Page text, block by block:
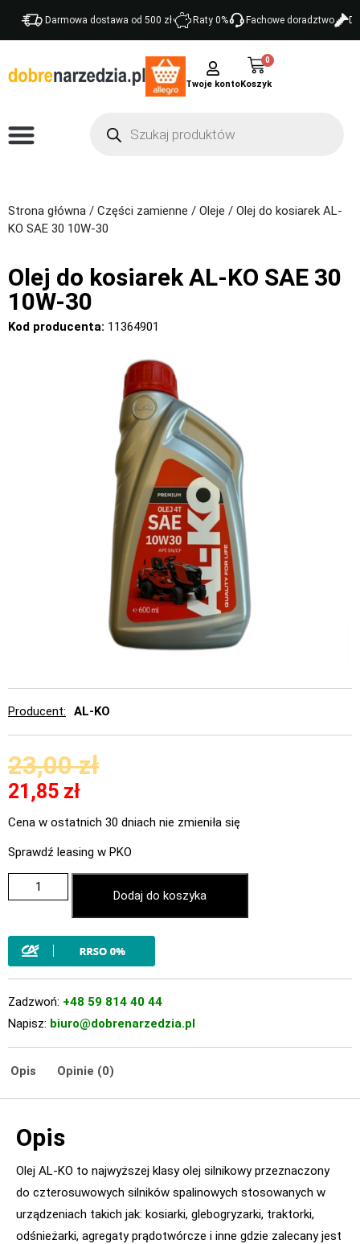
Darmowa dostawa od 500 zł Raty 0% Fachowe doradztwo
Twoje konto
0
Strona główna / Części zamienne / Oleje / Olej do kosiarek AL-
KO SAE 30 10W-30
Olej do kosiarek AL-KO SAE 30
10W-30
Kod producenta: 11364901
Producent AL-KO
23,00zł
21,85 zł
Cena w ostatnich 30 dniach nie zmieniła się
Sprawdź leasing w PKO
Dodaj do koszyka
Zadzwoń: +48 59 814 40 44
Napisz: biuro@dobrenarzedzia.pl
Opis Opinie (0)
Opis
Olej AL-KO to najwyższej klasy olej silnikowy przeznaczony
do czterosuwowych silników spalinowych stosowanych w
urządzeniach takich jak: kosiarki, glebogryzarki, traktorki,
odśnieżarki, agregaty prądotwórcze i inne gdzie zalecany jest